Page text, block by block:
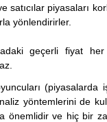
satıcılar piyasaları
yönlendirirler.
geçerli fiyat
yöntemlerini de
önemlidir ve hiç bir